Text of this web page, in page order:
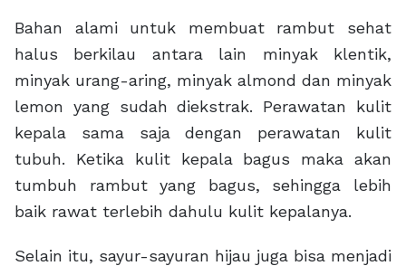
Bahan alami untuk membuat rambut sehat
halus berkilau antara lain minyak klentik,
minyak urang-aring, minyak almond dan minyak
lemon yang sudah diekstrak. Perawatan kulit
kepala sama saja dengan perawatan kulit
tubuh. Ketika kulit kepala bagus maka akan
tumbuh rambut yang bagus, sehingga lebih
baik rawat terlebih dahulu kulit kepalanya.
Selain itu, sayur-sayuran hijau juga bisa menjadi